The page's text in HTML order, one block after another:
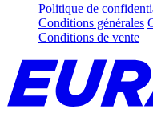
Politique de
Conditions générales
Conditions de vente